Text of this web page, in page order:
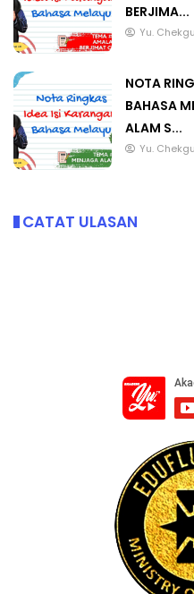
BERJIMA...
Yu.
NOTA
BAHASA
ALAM S...
Yu.
CATAT ULASAN